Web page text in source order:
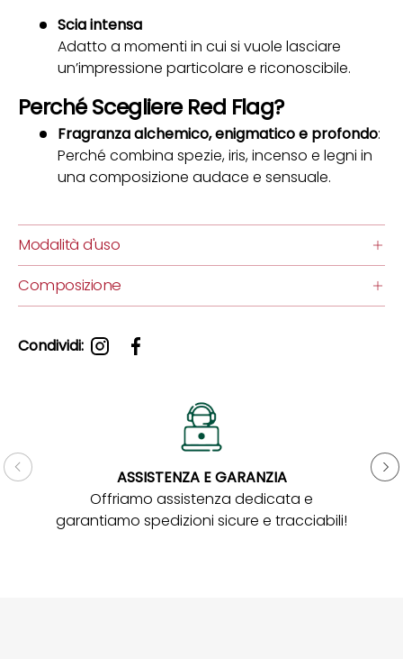
Scia intensa
Adatto a momenti in cui si vuole lasciare
un’impressione particolare e riconoscibile.
Perché Scegliere Red Flag?
Fragranza alchemico, enigmatico e profondo:
Perché combina spezie, iris, incenso e legni in
una composizione audace e sensuale.
Modalità d'uso
Composizione
Condividi:
ASSISTENZA E GARANZIA
Offriamo assistenza dedicata e
garantiamo spedizioni sicure e tracciabili!